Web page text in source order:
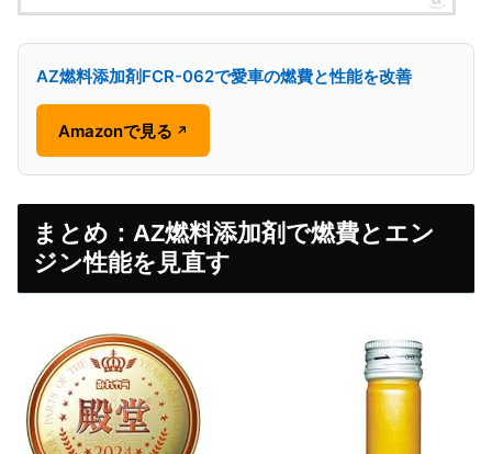
AZ燃料添加剤FCR-062で愛車の燃費と性能を改善
Amazonで見る ↗
まとめ：AZ燃料添加剤で燃費とエン
ジン性能を見直す